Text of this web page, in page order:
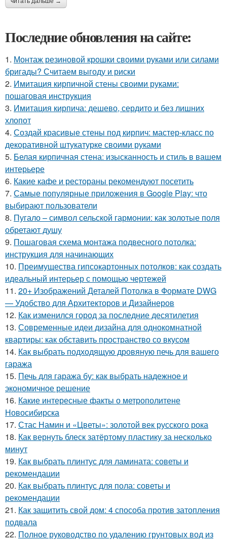
Последние обновления на сайте:
1. Монтаж резиновой крошки своими руками или силами
бригады? Считаем выгоду и риски
2. Имитация кирпичной стены своими руками:
пошаговая инструкция
3. Имитация кирпича: дешево, сердито и без лишних
хлопот
4. Создай красивые стены под кирпич: мастер-класс по
декоративной штукатурке своими руками
5. Белая кирпичная стена: изысканность и стиль в вашем
интерьере
6. Какие кафе и рестораны рекомендуют посетить
7. Самые популярные приложения в Google Play: что
выбирают пользователи
8. Пугало – символ сельской гармонии: как золотые поля
обретают душу
9. Пошаговая схема монтажа подвесного потолка:
инструкция для начинающих
10. Преимущества гипсокартонных потолков: как создать
идеальный интерьер с помощью чертежей
11. 20+ Изображений Деталей Потолка в Формате DWG
— Удобство для Архитекторов и Дизайнеров
12. Как изменился город за последние десятилетия
13. Современные идеи дизайна для однокомнатной
квартиры: как обставить пространство со вкусом
14. Как выбрать подходящую дровяную печь для вашего
гаража
15. Печь для гаража бу: как выбрать надежное и
экономичное решение
16. Какие интересные факты о метрополитене
Новосибирска
17. Стас Намин и «Цветы»: золотой век русского рока
18. Как вернуть блеск затёртому пластику за несколько
минут
19. Как выбрать плинтус для ламината: советы и
рекомендации
20. Как выбрать плинтус для пола: советы и
рекомендации
21. Как защитить свой дом: 4 способа против затопления
подвала
22. Полное руководство по удалению грунтовых вод из